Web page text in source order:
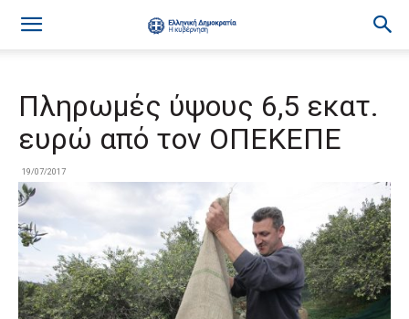
Πληρωμές ύψους 6,5 εκατ.
ευρώ από τον ΟΠΕΚΕΠΕ
19/07/2017